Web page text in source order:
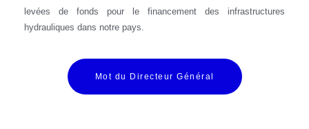
levées de fonds pour le financement des infrastructures
hydrauliques dans notre pays.
Mot du Directeur Général